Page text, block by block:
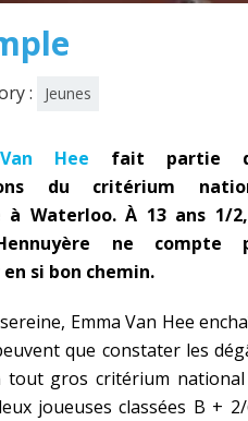
: Jeunes
Hee fait partie
du critérium
à Waterloo. À 13 ans 1/
ne compte
en si bon chemin.
Emma Van Hee
que constater les
tout gros critérium
joueuses classées B +